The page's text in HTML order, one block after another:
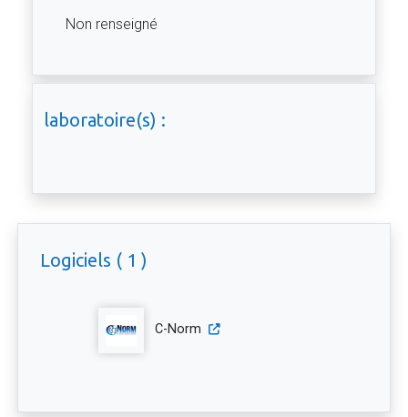
Non renseigné
laboratoire(s) :
Logiciels ( 1 )
C-Norm